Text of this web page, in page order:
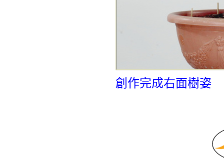
創作完成右面樹姿